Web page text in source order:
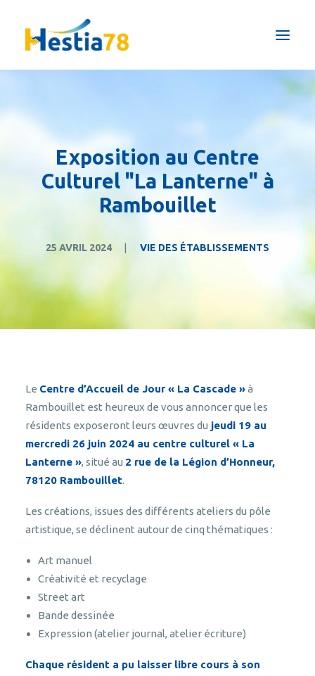
Maison de répit
Actualités
FAIRE UN DON
Exposition au Centre
Culturel "La Lanterne" à
Rambouillet
25 AVRIL 2024 VIE DES ÉTABLISSEMENTS
Le Centre d’Accueil de Jour « La Cascade »à
Rambouillet est heureux de vous annoncer que les
résidents exposeront leurs œuvres du jeudi 19 au
mercredi 26 juin 2024 au centre culturel « La
Lanterne », situé au 2 rue de la Légion d’Honneur,
78120 Rambouillet.
Les créations, issues des différents ateliers du pôle
artistique, se déclinent autour de cinq thématiques :
Art manuel
Créativité et recyclage
Street art
Bande dessinée
Expression (atelier journal, atelier écriture)
Chaque résident a pu laisser libre cours à son